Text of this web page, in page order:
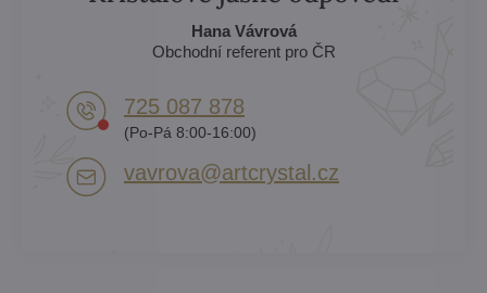
Hana Vávrová
Obchodní referent pro ČR
725 087 878​
(Po-Pá 8:00-16:00)
vavrova​@artcrystal​.cz